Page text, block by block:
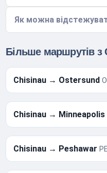
Як можна
Більше маршрутів з
Chisinau → Ostersund
Chisinau → Minneapolis
Chisinau → Peshawar